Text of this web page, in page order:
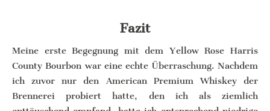
Fazit
Meine erste Begegnung mit dem Yellow Rose Harris
County Bourbon war eine echte Überraschung. Nachdem
ich zuvor nur den American Premium Whiskey der
Brennerei probiert hatte, den ich als ziemlich